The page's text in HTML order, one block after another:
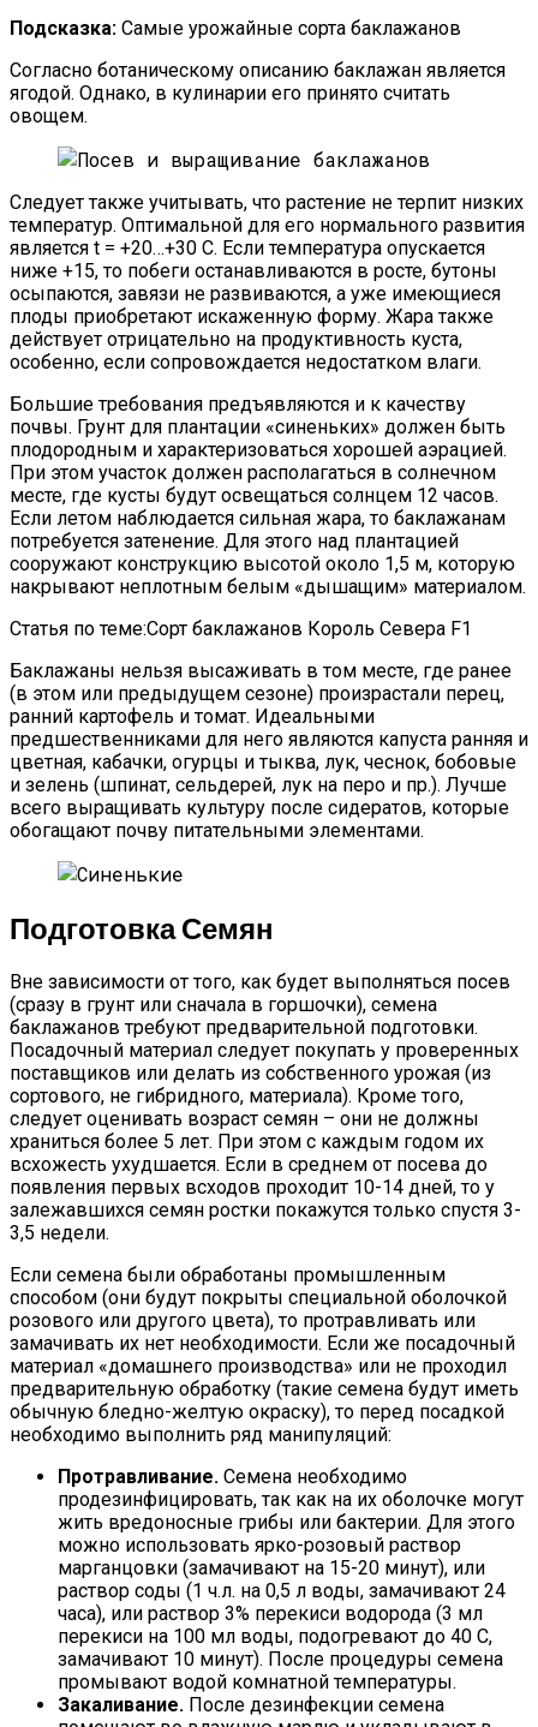
Подсказка: Самые урожайные сорта баклажанов
Согласно ботаническому описанию баклажан является
ягодой. Однако, в кулинарии его принято считать
овощем.
Следует также учитывать, что растение не терпит низких
температур. Оптимальной для его нормального развития
является t = +20…+30 С. Если температура опускается
ниже +15, то побеги останавливаются в росте, бутоны
осыпаются, завязи не развиваются, а уже имеющиеся
плоды приобретают искаженную форму. Жара также
действует отрицательно на продуктивность куста,
особенно, если сопровождается недостатком влаги.
Большие требования предъявляются и к качеству
почвы. Грунт для плантации «синеньких» должен быть
плодородным и характеризоваться хорошей аэрацией.
При этом участок должен располагаться в солнечном
месте, где кусты будут освещаться солнцем 12 часов.
Если летом наблюдается сильная жара, то баклажанам
потребуется затенение. Для этого над плантацией
сооружают конструкцию высотой около 1,5 м, которую
накрывают неплотным белым «дышащим» материалом.
Статья по теме:Сорт баклажанов Король Севера F1
Баклажаны нельзя высаживать в том месте, где ранее
(в этом или предыдущем сезоне) произрастали перец,
ранний картофель и томат. Идеальными
предшественниками для него являются капуста ранняя и
цветная, кабачки, огурцы и тыква, лук, чеснок, бобовые
и зелень (шпинат, сельдерей, лук на перо и пр.). Лучше
всего выращивать культуру после сидератов, которые
обогащают почву питательными элементами.
Подготовка Семян
Вне зависимости от того, как будет выполняться посев
(сразу в грунт или сначала в горшочки), семена
баклажанов требуют предварительной подготовки.
Посадочный материал следует покупать у проверенных
поставщиков или делать из собственного урожая (из
сортового, не гибридного, материала). Кроме того,
следует оценивать возраст семян – они не должны
храниться более 5 лет. При этом с каждым годом их
всхожесть ухудшается. Если в среднем от посева до
появления первых всходов проходит 10-14 дней, то у
залежавшихся семян ростки покажутся только спустя 3-
3,5 недели.
Если семена были обработаны промышленным
способом (они будут покрыты специальной оболочкой
розового или другого цвета), то протравливать или
замачивать их нет необходимости. Если же посадочный
материал «домашнего производства» или не проходил
предварительную обработку (такие семена будут иметь
обычную бледно-желтую окраску), то перед посадкой
необходимо выполнить ряд манипуляций:
Протравливание. Семена необходимо
продезинфицировать, так как на их оболочке могут
жить вредоносные грибы или бактерии. Для этого
можно использовать ярко-розовый раствор
марганцовки (замачивают на 15-20 минут), или
раствор соды (1 ч.л. на 0,5 л воды, замачивают 24
часа), или раствор 3% перекиси водорода (3 мл
перекиси на 100 мл воды, подогревают до 40 С,
замачивают 10 минут). После процедуры семена
промывают водой комнатной температуры.
Закаливание. После дезинфекции семена